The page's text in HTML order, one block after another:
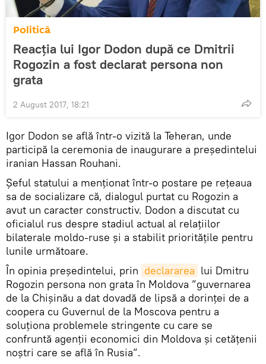
Politică
Reacția lui Igor Dodon după ce Dmitrii
Rogozin a fost declarat persona non
grata
2 August 2017, 18:21
Igor Dodon se află într-o vizită la Teheran, unde
participă la ceremonia de inaugurare a președintelui
iranian Hassan Rouhani.
Șeful statului a menționat într-o postare pe rețeaua
sa de socializare că, dialogul purtat cu Rogozin a
avut un caracter constructiv. Dodon a discutat cu
oficialul rus despre stadiul actual al relațiilor
bilaterale moldo-ruse și a stabilit prioritățile pentru
lunile următoare.
În opinia președintelui, prin declararea lui Dmitru
Rogozin persona non grata în Moldova ”guvernarea
de la Chișinău a dat dovadă de lipsă a dorinței de a
coopera cu Guvernul de la Moscova pentru a
soluționa problemele stringente cu care se
confruntă agenții economici din Moldova și cetățenii
noștri care se află în Rusia”.